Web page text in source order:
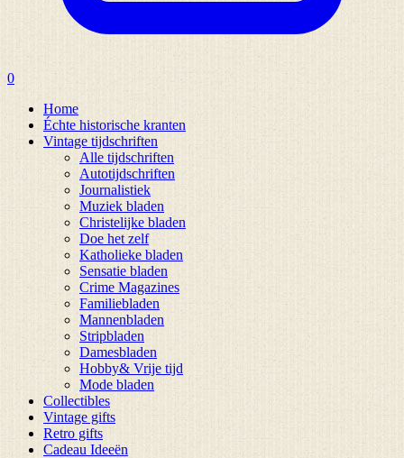
0
Home
Échte historische kranten
Vintage tijdschriften
Alle tijdschriften
Autotijdschriften
Journalistiek
Muziek bladen
Christelijke bladen
Doe het zelf
Katholieke bladen
Sensatie bladen
Crime Magazines
Familiebladen
Mannenbladen
Stripbladen
Damesbladen
Hobby& Vrije tijd
Mode bladen
Collectibles
Vintage gifts
Retro gifts
Cadeau Ideeën